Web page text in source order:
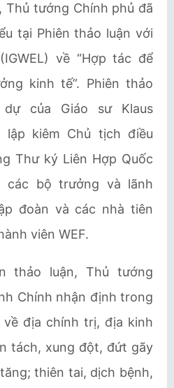
Thủ tướng Chính phủ đã
tại Phiên thảo luận với
về “Hợp tác để
kinh tế”. Phiên thảo
của Giáo sư Klaus
lập kiêm Chủ tịch điều
Thư ký Liên Hợp Quốc
các bộ trưởng và lãnh
đoàn và các nhà tiên
viên WEF.
thảo luận, Thủ tướng
Chính nhận định trong
địa chính trị, địa kinh
tách, xung đột, đứt gãy
thiên tai, dịch bệnh,